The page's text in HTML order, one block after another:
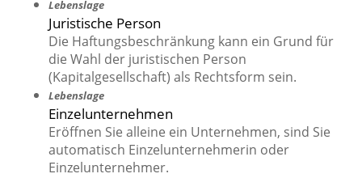
Lebenslage
Juristische Person
Die Haftungsbeschränkung kann ein Grund für
die Wahl der juristischen Person
(Kapitalgesellschaft) als Rechtsform sein.
Lebenslage
Einzelunternehmen
Eröffnen Sie alleine ein Unternehmen, sind Sie
automatisch Einzelunternehmerin oder
Einzelunternehmer.